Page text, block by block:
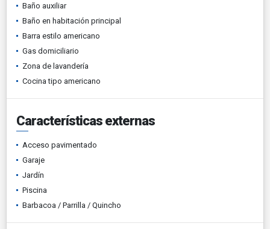
Baño auxiliar
Baño en habitación principal
Barra estilo americano
Gas domiciliario
Zona de lavandería
Cocina tipo americano
Características externas
Acceso pavimentado
Garaje
Jardín
Piscina
Barbacoa / Parrilla / Quincho